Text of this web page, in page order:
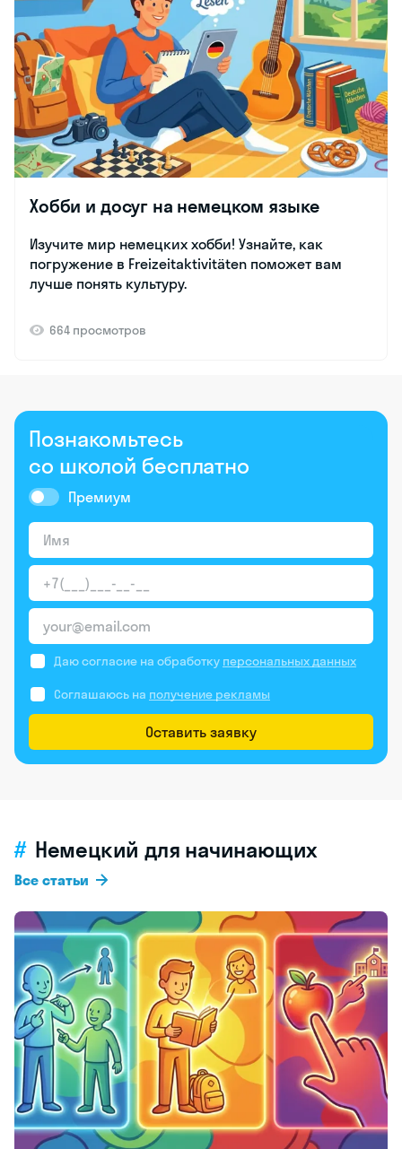
Хобби и досуг на немецком языке
Изучите мир немецких хобби! Узнайте, как
погружение в Freizeitaktivitäten поможет вам
лучше понять культуру.
664 просмотров
Познакомьтесь
со школой бесплатно
Премиум
Даю согласие на обработку персональных данных
Соглашаюсь на получение рекламы
Оставить заявку
Немецкий для начинающих
Все статьи